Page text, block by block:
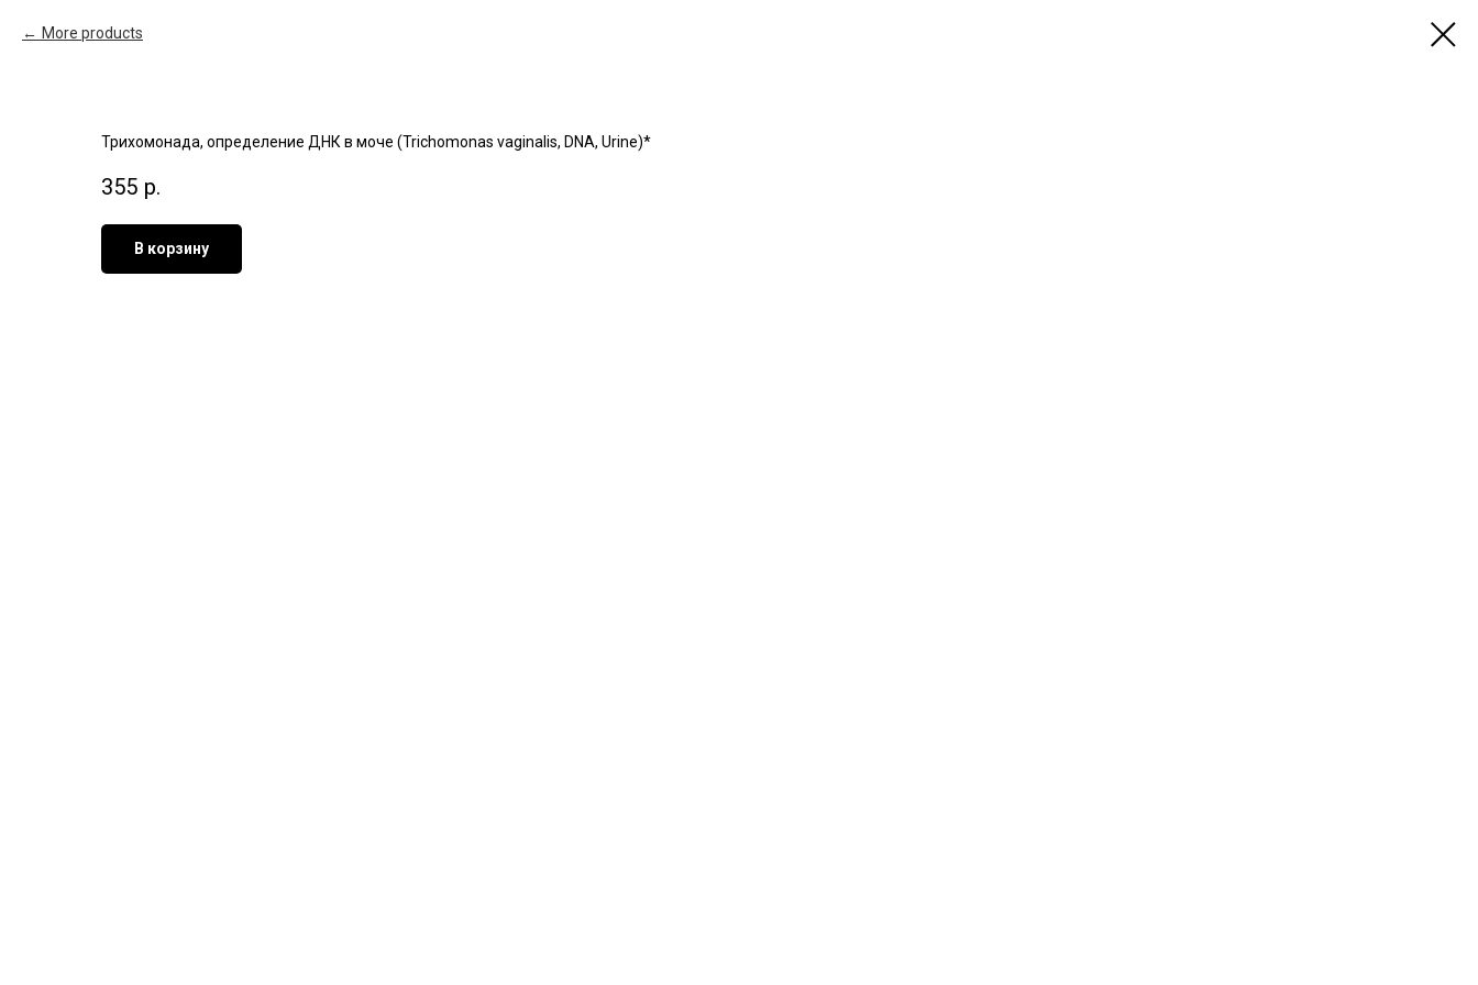
More products
Трихомонада, определение ДНК в моче (Trichomonas vaginalis, DNA, Urine)*
355 р.
В корзину